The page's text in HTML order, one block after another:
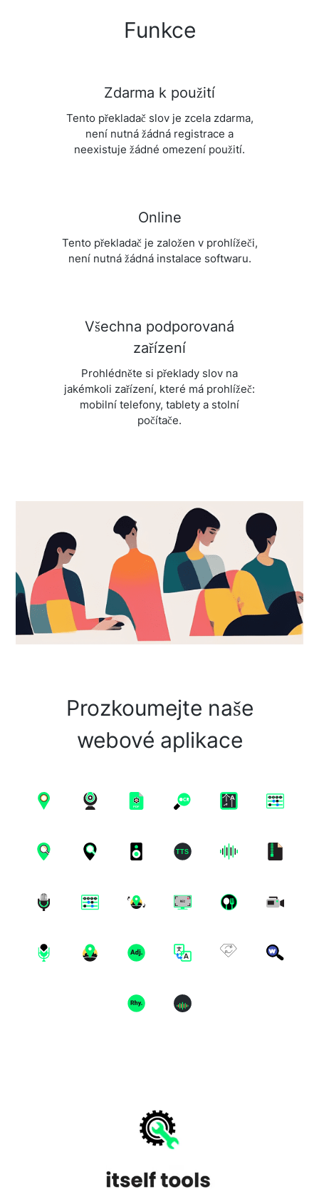
Funkce
Zdarma k použití
Tento překladač slov je zcela zdarma,
není nutná žádná registrace a
neexistuje žádné omezení použití.
Online
Tento překladač je založen v prohlížeči,
není nutná žádná instalace softwaru.
Všechna podporovaná
zařízení
Prohlédněte si překlady slov na
jakémkoli zařízení, které má prohlížeč:
mobilní telefony, tablety a stolní
počítače.
Prozkoumejte naše
webové aplikace